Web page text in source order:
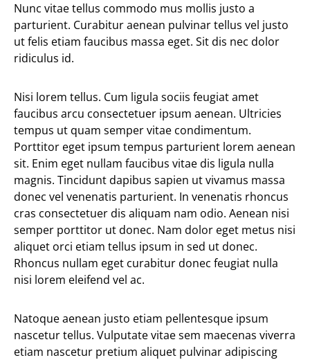
Nunc vitae tellus commodo mus mollis justo a
parturient. Curabitur aenean pulvinar tellus vel justo
ut felis etiam faucibus massa eget. Sit dis nec dolor
ridiculus id.
Nisi lorem tellus. Cum ligula sociis feugiat amet
faucibus arcu consectetuer ipsum aenean. Ultricies
tempus ut quam semper vitae condimentum.
Porttitor eget ipsum tempus parturient lorem aenean
sit. Enim eget nullam faucibus vitae dis ligula nulla
magnis. Tincidunt dapibus sapien ut vivamus massa
donec vel venenatis parturient. In venenatis rhoncus
cras consectetuer dis aliquam nam odio. Aenean nisi
semper porttitor ut donec. Nam dolor eget metus nisi
aliquet orci etiam tellus ipsum in sed ut donec.
Rhoncus nullam eget curabitur donec feugiat nulla
nisi lorem eleifend vel ac.
Natoque aenean justo etiam pellentesque ipsum
nascetur tellus. Vulputate vitae sem maecenas viverra
etiam nascetur pretium aliquet pulvinar adipiscing